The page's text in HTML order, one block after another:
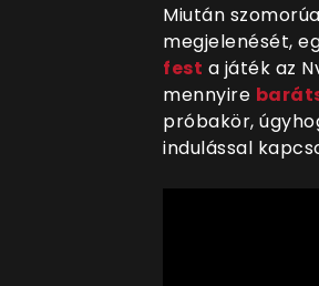
Miután
megjelenését,
fest a játék az
mennyire
próbakör,
indulással